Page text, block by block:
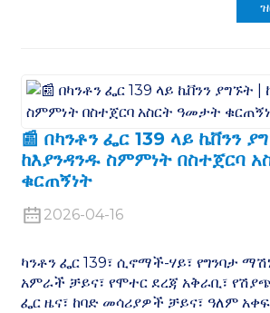
📰 በካንቶን ፌር 139 ላይ ኬቨንን
ከእያንዳንዱ ስምምነት በስተጀርባ
ቁርጠኝነት
2026-04-16
ካንቶን ፌር 139፣ ሲኖማች-ሃይ፣ የግንባታ
አምራች ቻይና፣ የሞተር ደረጃ አቅራቢ፣ የሽያጭ
ፌር ዜና፣ ከባድ መሳሪያዎች ቻይና፣ ዓለም